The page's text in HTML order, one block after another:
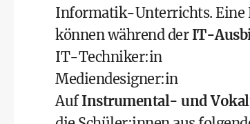
Informatik-Unterrichts. Eine
können während der IT-
IT-Techniker:in
Mediendesigner:in
AufInstrumental- und